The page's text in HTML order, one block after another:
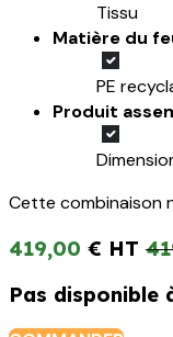
Tissu
Matière du
PE
Produit
Cette combinaison
419,00 €
Pas disponible